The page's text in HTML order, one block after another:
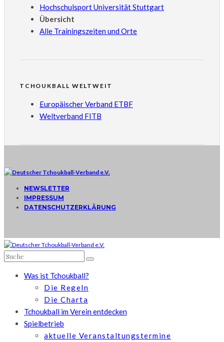
Hochschulsport Universität Stuttgart
Übersicht
Alle Trainingszeiten und Orte
TCHOUKBALL WELTWEIT
Europäischer Verband ETBF
Weltverband FITB
NEWSLETTER
IMPRESSUM
DATENSCHUTZERKLÄRUNG
Was ist Tchoukball?
Die Regeln
Die Charta
Tchoukball im Verein entdecken
Spielbetrieb
aktuelle Veranstaltungstermine